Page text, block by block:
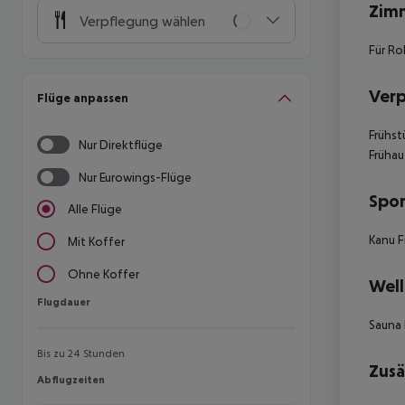
Verpflegung wählen
Flüge anpassen
Nur Direktflüge
Nur Eurowings-Flüge
Alle Flüge
Mit Koffer
Ohne Koffer
Flugdauer
Flugdauer
Bis zu 24 Stunden
Abflugzeiten
Abflugzeiten
Für
Kanu